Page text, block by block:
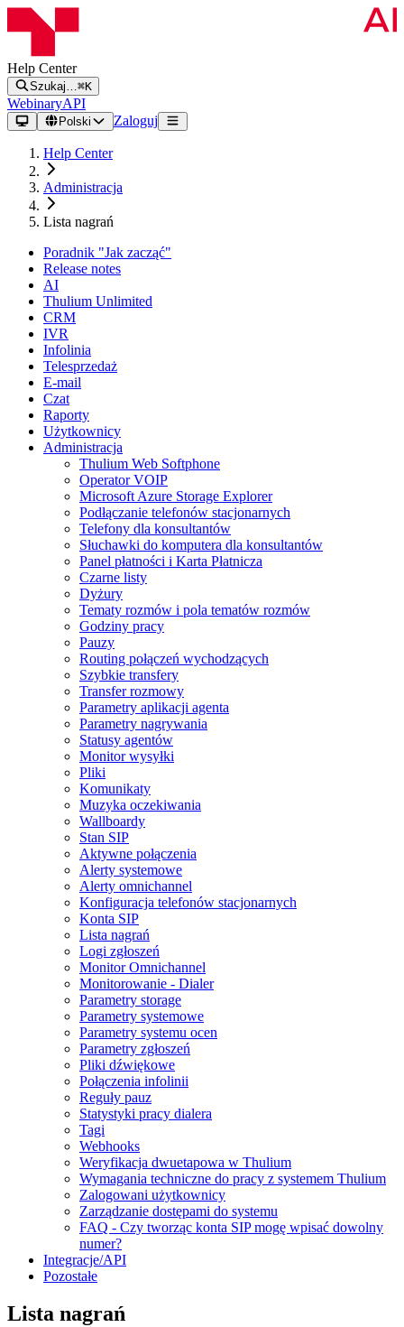
Help Center
Szukaj… ⌘K
WebinaryAPI
Polski Zaloguj
Help Center
Administracja
Lista nagrań
Poradnik "Jak zacząć"
Release notes
AI
Thulium Unlimited
CRM
IVR
Infolinia
Telesprzedaż
E-mail
Czat
Raporty
Użytkownicy
Administracja
Thulium Web Softphone
Operator VOIP
Microsoft Azure Storage Explorer
Podłączanie telefonów stacjonarnych
Telefony dla konsultantów
Słuchawki do komputera dla konsultantów
Panel płatności i Karta Płatnicza
Czarne listy
Dyżury
Tematy rozmów i pola tematów rozmów
Godziny pracy
Pauzy
Routing połączeń wychodzących
Szybkie transfery
Transfer rozmowy
Parametry aplikacji agenta
Parametry nagrywania
Statusy agentów
Monitor wysyłki
Pliki
Komunikaty
Muzyka oczekiwania
Wallboardy
Stan SIP
Aktywne połączenia
Alerty systemowe
Alerty omnichannel
Konfiguracja telefonów stacjonarnych
Konta SIP
Lista nagrań
Logi zgłoszeń
Monitor Omnichannel
Monitorowanie - Dialer
Parametry storage
Parametry systemowe
Parametry systemu ocen
Parametry zgłoszeń
Pliki dźwiękowe
Połączenia infolinii
Reguły pauz
Statystyki pracy dialera
Tagi
Webhooks
Weryfikacja dwuetapowa w Thulium
Wymagania techniczne do pracy z systemem Thulium
Zalogowani użytkownicy
Zarządzanie dostępami do systemu
FAQ - Czy tworząc konta SIP mogę wpisać dowolny
numer?
Integracje/API
Pozostałe
Lista nagrań